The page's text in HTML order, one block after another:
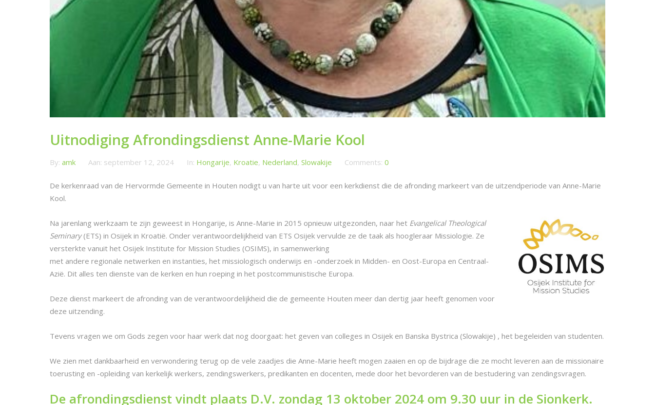
Uitnodiging Afrondingsdienst Anne-Marie Kool
By: amk Aan: september 12, 2024 In: Hongarije, Kroatie, Nederland, Slowakije Comments: 0
De kerkenraad van de Hervormde Gemeente in Houten nodigt u van harte uit voor een kerkdienst die de afronding markeert van de uitzendperiode van Anne-Marie
Kool.
Na jarenlang werkzaam te zijn geweest in Hongarije, is Anne-Marie in 2015 opnieuw uitgezonden, naar het Evangelical Theological
Seminary(ETS) in Osijek in Kroatië. Onder verantwoordelijkheid van ETS Osijek vervulde ze de taak als hoogleraar Missiologie. Ze
versterkte vanuit het Osijek Institute for Mission Studies (OSIMS), in samenwerking
met andere regionale netwerken en instanties, het missiologisch onderwijs en -onderzoek in Midden- en Oost-Europa en Centraal-
Azië. Dit alles ten dienste van de kerken en hun roeping in het postcommunistische Europa.
Deze dienst markeert de afronding van de verantwoordelijkheid die de gemeente Houten meer dan dertig jaar heeft genomen voor
deze uitzending.
Tevens vragen we om Gods zegen voor haar werk dat nog doorgaat: het geven van colleges in Osijek en Banska Bystrica (Slowakije) , het begeleiden van studenten.
We zien met dankbaarheid en verwondering terug op de vele zaadjes die Anne-Marie heeft mogen zaaien en op de bijdrage die ze mocht leveren aan de missionaire
toerusting en -opleiding van kerkelijk werkers, zendingswerkers, predikanten en docenten, mede door het bevorderen van de bestudering van zendingsvragen.
De afrondingsdienst vindt plaats D.V. zondag 13 oktober 2024 om 9.30 uur in de Sionkerk.